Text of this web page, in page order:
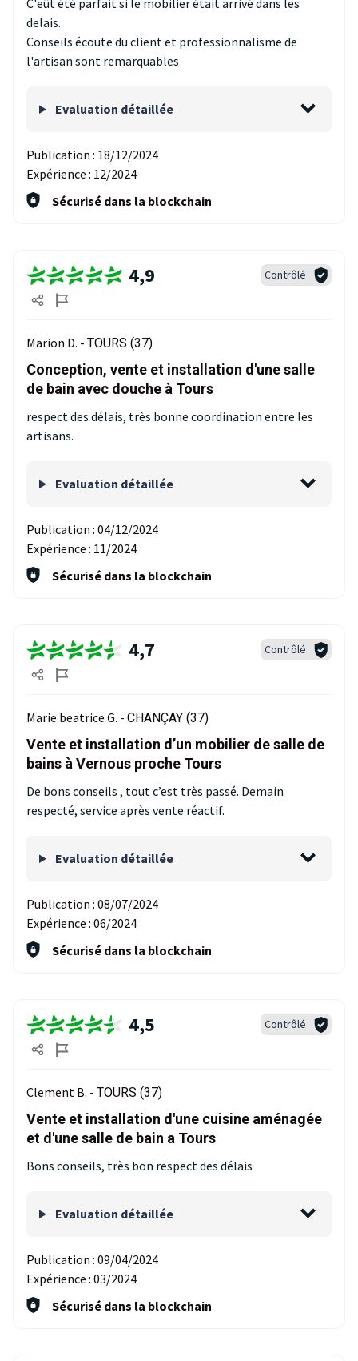
C'eût été parfait si le mobilier était arrivé dans les
delais.
Conseils écoute du client et professionnalisme de
l'artisan sont remarquables
Evaluation détaillée
Publication : 18/12/2024
Expérience : 12/2024
Sécurisé dans la blockchain
4,9 Contrôlé
Marion D. - TOURS (37)
Conception, vente et installation d'une salle
de bain avec douche à Tours
respect des délais, très bonne coordination entre les
artisans.
Evaluation détaillée
Publication : 04/12/2024
Expérience : 11/2024
Sécurisé dans la blockchain
4,7 Contrôlé
Marie beatrice G. - CHANÇAY (37)
Vente et installation d’un mobilier de salle de
bains à Vernous proche Tours
De bons conseils , tout c’est très passé. Demain
respecté, service après vente réactif.
Evaluation détaillée
Publication : 08/07/2024
Expérience : 06/2024
Sécurisé dans la blockchain
4,5 Contrôlé
Clement B. - TOURS (37)
Vente et installation d'une cuisine aménagée
et d'une salle de bain a Tours
Bons conseils, très bon respect des délais
Evaluation détaillée
Publication : 09/04/2024
Expérience : 03/2024
Sécurisé dans la blockchain